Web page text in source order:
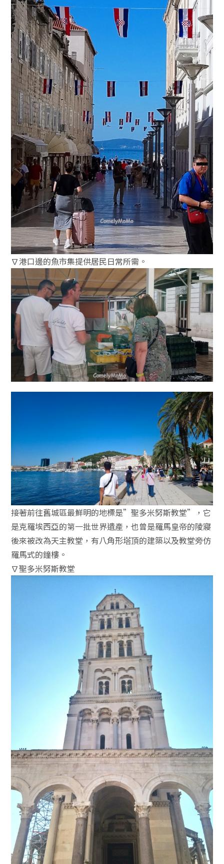
∇港口邊的魚市集提供居民日常所需。
接著前往舊城區最鮮明的地標是”聖多米努斯教堂”，它
是克羅埃西亞的第一批世界遺產，也曾是羅馬皇帝的陵寢
後來被改為天主教堂，有八角形塔頂的建築以及教堂旁仿
羅馬式的鐘樓。
∇聖多米努斯教堂